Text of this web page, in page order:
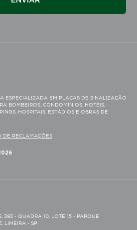
ESPECIALIZADA EM PLACAS DE SINALIZAÇÃO
BOMBEIROS, CONDOMÍNIOS, HOTÉIS,
HOSPITAIS, ESTÁDIOS E OBRAS DE
DE RECLAMAÇÕES
393 - QUADRA 10, LOTE 15 - PARQUE
LIMEIRA - SP